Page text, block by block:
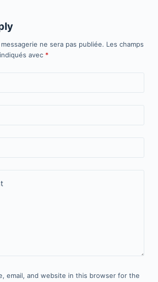
dI
n n
k
ne sera pas publiée. Les champs
avec *
email, and website in this browser for the